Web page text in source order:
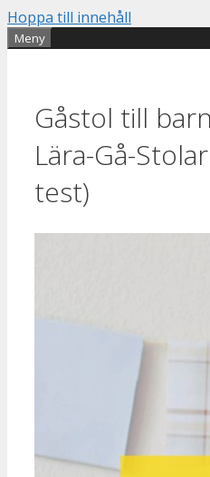
Hoppa till innehåll
Meny
Gåstol till
Lära-Gå-
test)